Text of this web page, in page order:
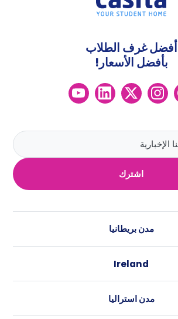
اشترك
أفضل غرف الطلاب
بأفضل الأسعار!
مدن بريطانيا
ليفربول
Ireland
كورك
مدن استراليا